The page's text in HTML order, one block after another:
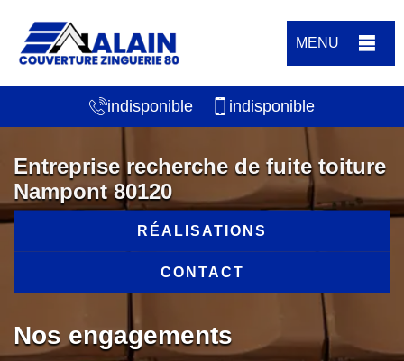
MENU
indisponible indisponible
Entreprise recherche de fuite toiture
Nampont 80120
RÉALISATIONS
CONTACT
Nos engagements